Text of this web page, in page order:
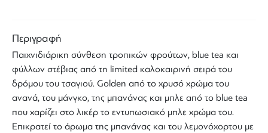
Περιγραφή
Παιχνιδιάρικη σύνθεση τροπικών φρούτων, blue tea και
φύλλων στέβιας από τη limited καλοκαιρινή σειρά του
δρόμου του τσαγιού. Golden από το χρυσό χρώμα του
ανανά, του μάνγκο, της μπανάνας και μπλε από το blue tea
που χαρίζει στο λικέρ το εντυπωσιακό μπλε χρώμα του.
Επικρατεί το άρωμα της μπανάνας και του λεμονόχορτου με